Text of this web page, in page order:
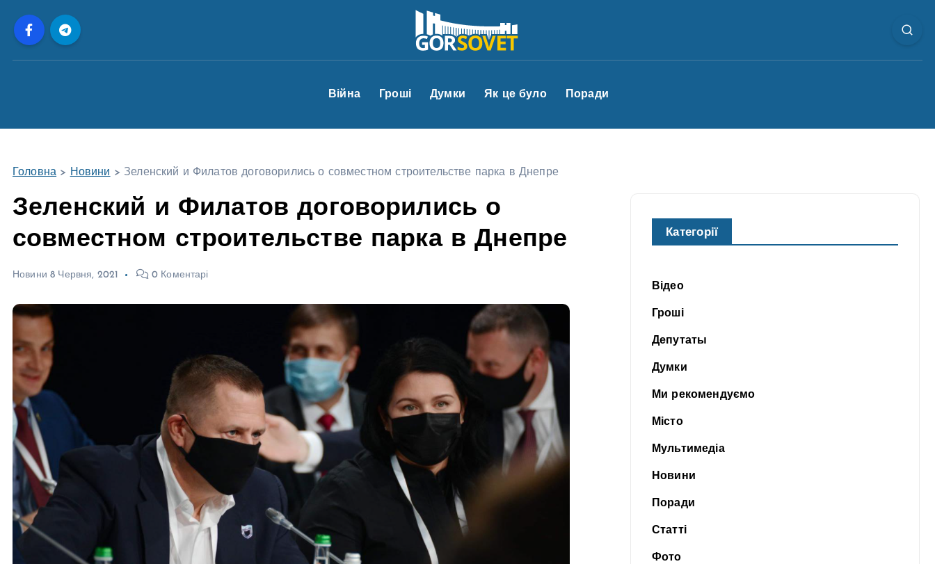
Війна Гроші Думки Як це було Поради
Головна > Новини > Зеленский и Филатов договорились о совместном строительстве парка в Днепре
Зеленский и Филатов договорились о
совместном строительстве парка в Днепре
Новини 8 Червня, 2021 0 Коментарі
Категорії
Відео
Гроші
Депутаты
Думки
Ми рекомендуємо
Місто
Мультимедіа
Новини
Поради
Статті
Фото